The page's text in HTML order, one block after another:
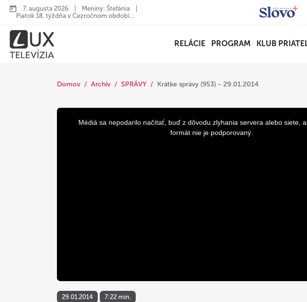
7. augusta 2026
Meniny: Štefánia
Piatok 18. týždňa v Cezročnom období...
RELÁCIE PROGRAM KLUB
Domov Archív SPRÁVY Krátke správy (953) - 29.01.2014
This
Médiá sa nepodarilo načítať, buď z dôvodu zlyhania servera alebo siete,
formát nie je podporovaný.
29.01.2014 7:22 min.